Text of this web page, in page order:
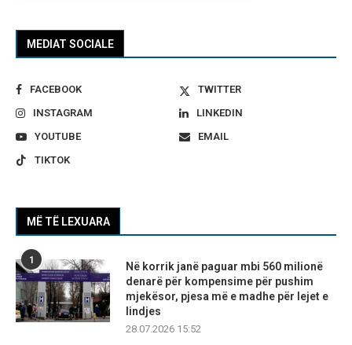
MEDIAT SOCIALE
FACEBOOK
TWITTER
INSTAGRAM
LINKEDIN
YOUTUBE
EMAIL
TIKTOK
MË TË LEXUARA
1
Në korrik janë paguar mbi 560 milionë
denarë për kompensime për pushim
mjekësor, pjesa më e madhe për lejet e
lindjes
28.07.2026 15:52